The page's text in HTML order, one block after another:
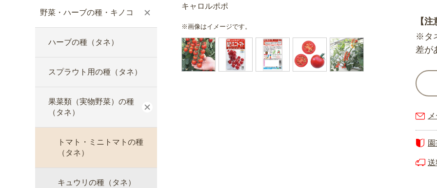
野菜・ハーブの種・キノコ
ハーブの種（タネ）
スプラウト用の種（タネ）
果菜類（実物野菜）の種
（タネ）
トマト・ミニトマトの種
（タネ）
キュウリの種（タネ）
キャロルポポ
※画像はイメージです。
【
※タ
差が
送